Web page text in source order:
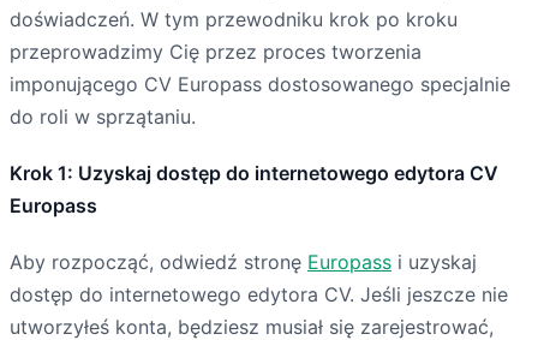
doświadczeń. W tym przewodniku krok po kroku
przeprowadzimy Cię przez proces tworzenia
imponującego CV Europass dostosowanego specjalnie
do roli w sprzątaniu.
Krok 1: Uzyskaj dostęp do internetowego edytora CV
Europass
Aby rozpocząć, odwiedź stronę Europass i uzyskaj
dostęp do internetowego edytora CV. Jeśli jeszcze nie
utworzyłeś konta, będziesz musiał się zarejestrować,